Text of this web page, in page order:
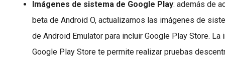
Imágenes de sistema de Google Play: además de
beta de Android O, actualizamos las imágenes de
de Android Emulator para incluir Google Play Store. La
Google Play Store te permite realizar pruebas